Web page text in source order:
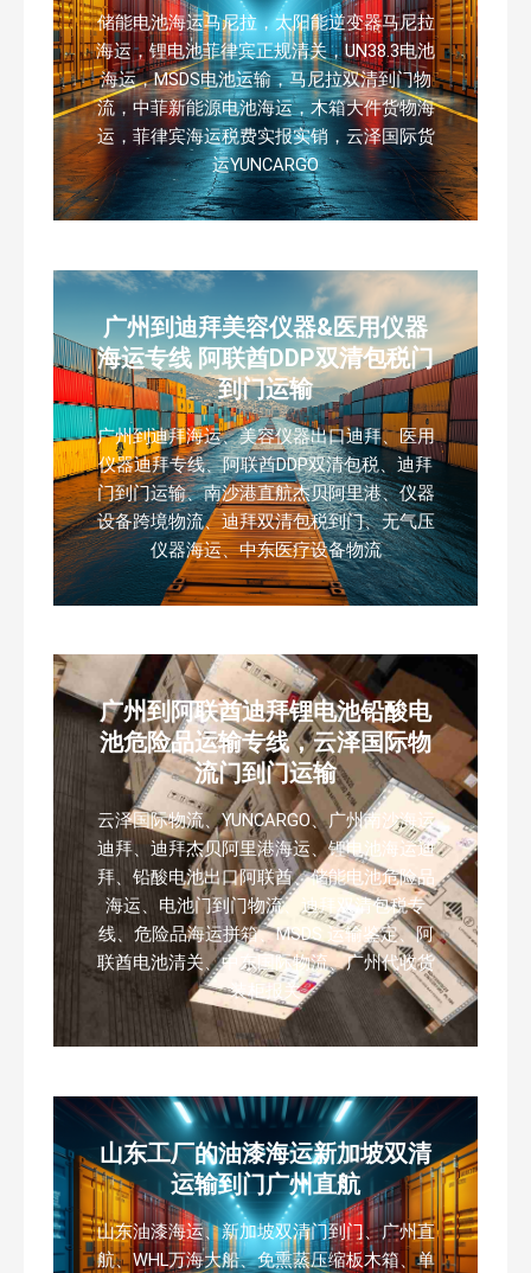
储能电池海运马尼拉，太阳能逆变器马尼拉
海运，锂电池菲律宾正规清关，UN38.3电池
海运，MSDS电池运输，马尼拉双清到门物
流，中菲新能源电池海运，木箱大件货物海
运，菲律宾海运税费实报实销，云泽国际货
运YUNCARGO
广州到迪拜美容仪器&医用仪器
海运专线 阿联酋DDP双清包税门
到门运输
广州到迪拜海运、美容仪器出口迪拜、医用
仪器迪拜专线、阿联酋DDP双清包税、迪拜
门到门运输、南沙港直航杰贝阿里港、仪器
设备跨境物流、迪拜双清包税到门、无气压
仪器海运、中东医疗设备物流
广州到阿联酋迪拜锂电池铅酸电
池危险品运输专线，云泽国际物
流门到门运输
云泽国际物流、YUNCARGO、广州南沙海运
迪拜、迪拜杰贝阿里港海运、锂电池海运迪
拜、铅酸电池出口阿联酋、储能电池危险品
海运、电池门到门物流、迪拜双清包税专
线、危险品海运拼箱、MSDS 运输鉴定、阿
联酋电池清关、中东国际物流、广州代收货
装柜报关
山东工厂的油漆海运新加坡双清
运输到门广州直航
山东油漆海运、新加坡双清门到门、广州直
航、WHL万海大船、免熏蒸压缩板木箱、单